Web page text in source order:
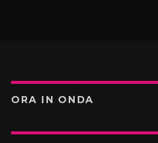
ORA IN ONDA